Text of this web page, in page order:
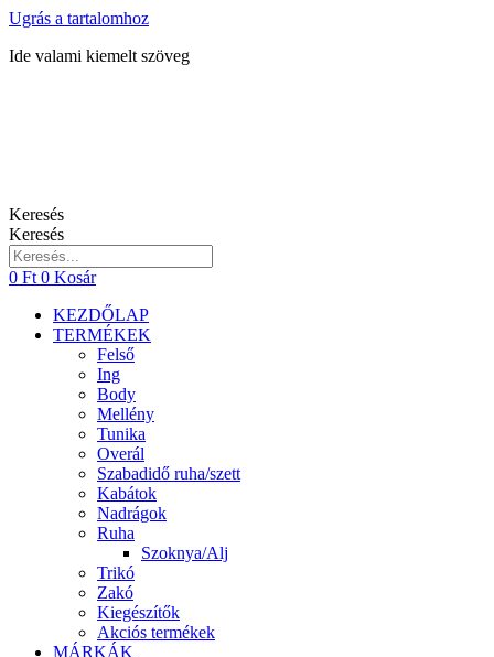
Ugrás a tartalomhoz
Ide valami kiemelt szöveg
Keresés
Keresés
0 Ft 0 Kosár
KEZDŐLAP
TERMÉKEK
Felső
Ing
Body
Mellény
Tunika
Overál
Szabadidő ruha/szett
Kabátok
Nadrágok
Ruha
Szoknya/Alj
Trikó
Zakó
Kiegészítők
Akciós termékek
MÁRKÁK